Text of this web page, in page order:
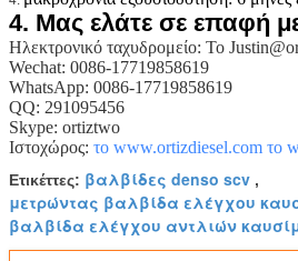
4. Μας ελάτε σε επαφή
Ηλεκτρονικό ταχυδρομείο: Το
Wechat: 0086-17719858619
WhatsApp: 0086-17719858619
QQ: 291095456
Skype: ortiztwo
Ιστοχώρος: το www.ortizdiesel.com το
Ετικέττες: βαλβίδες denso scv ,
μετρώντας βαλβίδα ελέγχου
βαλβίδα ελέγχου αντλιών